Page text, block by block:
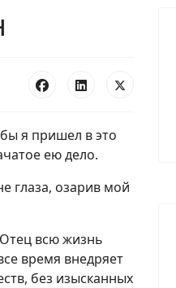
я пришел в это
ею дело.
глаза, озарив мой
всю жизнь
время внедряет
без изысканных